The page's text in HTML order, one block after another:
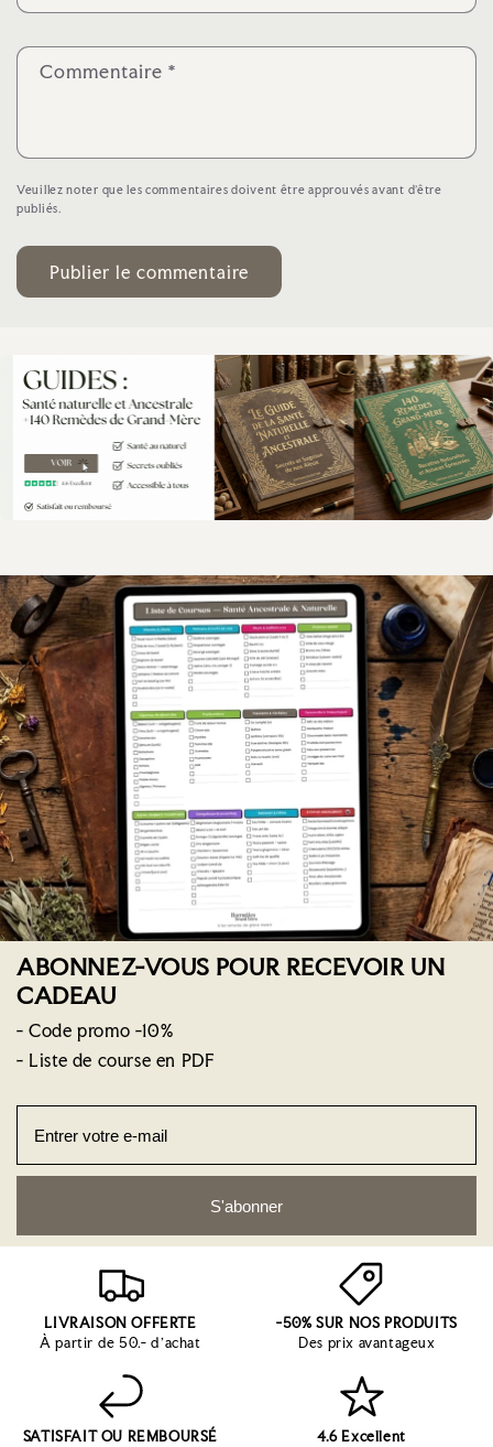
Commentaire *
Veuillez noter que les commentaires doivent être approuvés avant d'être
publiés.
ABONNEZ-VOUS POUR RECEVOIR UN
CADEAU
- Code promo -10%
- Liste de course en PDF
S'abonner
LIVRAISON OFFERTE
À partir de 50.- d'achat
-50% SUR NOS PRODUITS
Des prix avantageux
SATISFAIT OU REMBOURSÉ
4.6 Excellent